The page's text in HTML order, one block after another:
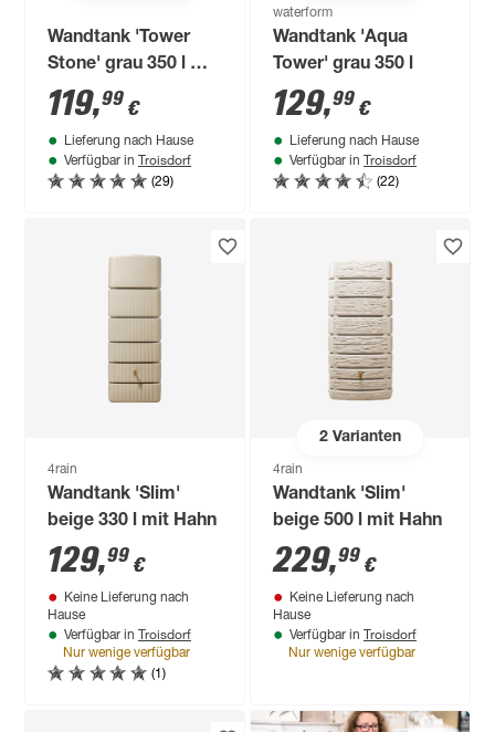
Wandtank 'Tower
Stone' grau 350 l mit
Hahn
119,99 €
Lieferung nach Hause
Verfügbar in Troisdorf
(29)
waterform
Wandtank 'Aqua
Tower' grau 350 l
129,99 €
Lieferung nach Hause
Verfügbar in Troisdorf
(22)
4rain
Wandtank 'Slim'
beige 330 l mit Hahn
129,99 €
Keine Lieferung nach
Hause
Verfügbar in Troisdorf
Nur wenige verfügbar
(1)
2Varianten
4rain
Wandtank 'Slim'
beige 500 l mit Hahn
229,99 €
Keine Lieferung nach
Hause
Verfügbar in Troisdorf
Nur wenige verfügbar